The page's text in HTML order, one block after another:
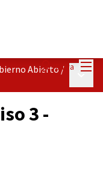
Entra
Abierto /
3 -